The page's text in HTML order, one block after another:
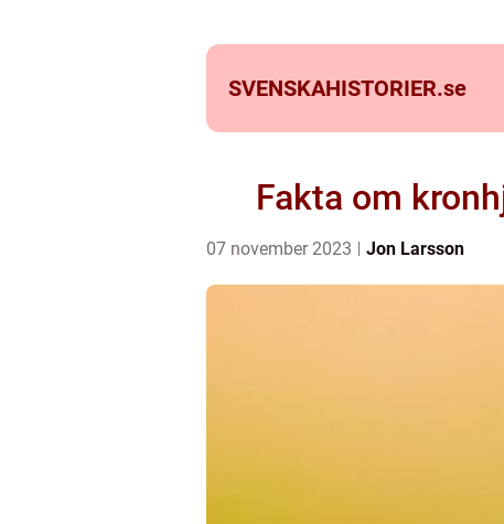
SVENSKAHISTORIER.se
Fakta om
07 november 2023 Jon Larsson